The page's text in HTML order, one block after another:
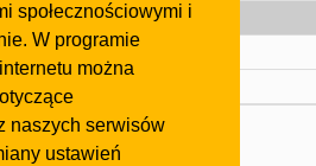
społecznościowymi i
W programie
można
naszych serwisów
ustawień
dla biznesu
nieruchomości
i autokomisy
się z nami